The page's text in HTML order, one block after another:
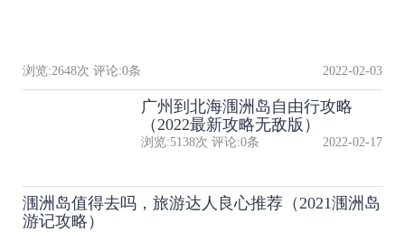
浏览:2648次 评论:0条 2022-02-03
广州到北海涠洲岛自由行攻略
（2022最新攻略无敌版）
浏览:5138次 评论:0条 2022-02-17
涠洲岛值得去吗，旅游达人良心推荐（2021涠洲岛
游记攻略）